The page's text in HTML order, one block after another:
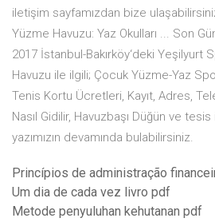
iletişim sayfamızdan bize
Yüzme Havuzu: Yaz Okulları ... Son
2017 İstanbul-Bakırköy‘deki Yeşilyurt
Havuzu ile ilgili; Çocuk Yüzme-Yaz
Tenis Kortu Ücretleri, Kayıt, Adres,
Nasıl Gidilir, Havuzbaşı Düğün ve
yazımızın devamında bulabilirsiniz.
Princípios de administração
Um dia de cada vez livro pdf
Metode penyuluhan kehutanan pdf